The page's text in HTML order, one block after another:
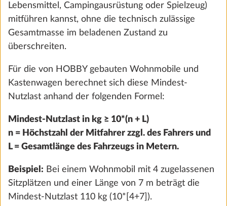
HOBBY PARTNER CENTER
ONTOUR
DE LUXE
EXCELLENT
EXCELLENT EDITION
PRESTIGE
Lebensmittel, Campingausrüstung oder Spielzeug)
mitführen kannst, ohne die technisch zulässige
Gesamtmasse im beladenen Zustand zu
überschreiten.
Für die von HOBBY gebauten Wohnmobile und
Kastenwagen berechnet sich diese Mindest-
Nutzlast anhand der folgenden Formel:
Mindest-Nutzlast in kg ≥ 10*(n + L)
n = Höchstzahl der Mitfahrer zzgl. des Fahrers und
L = Gesamtlänge des Fahrzeugs in Metern.
Beispiel: Bei einem Wohnmobil mit 4 zugelassenen
Sitzplätzen und einer Länge von 7 m beträgt die
Mindest-Nutzlast 110 kg (10*[4+7]).